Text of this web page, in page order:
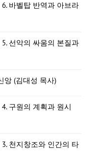
반역과 아브라
선악의 싸움의 본질과
앙 (김대성 목사)
구원의 계획과 원시
천지창조와 인간의 타